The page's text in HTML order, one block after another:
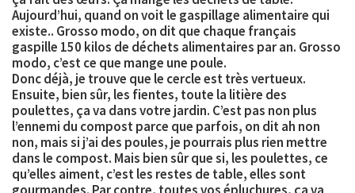
Aujourd’hui, quand on voit le gaspillage alimentaire qui
existe.. Grosso modo, on dit que chaque français
gaspille 150 kilos de déchets alimentaires par an. Grosso
modo, c’est ce que mange une poule.
Donc déjà, je trouve que le cercle est très vertueux.
Ensuite, bien sûr, les fientes, toute la litière des
poulettes, ça va dans votre jardin. C’est pas non plus
l’ennemi du compost parce que parfois, on dit ah non
non, mais si j’ai des poules, je pourrais plus rien mettre
dans le compost. Mais bien sûr que si, les poulettes, ce
qu’elles aiment, c’est les restes de table, elles sont